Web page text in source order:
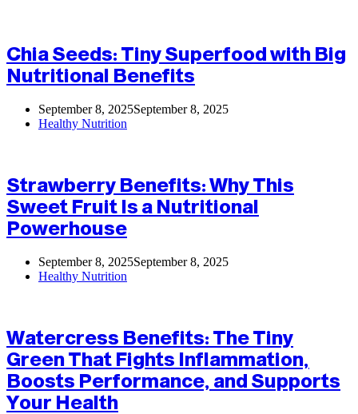
Chia Seeds: Tiny Superfood with Big
Nutritional Benefits
September 8, 2025September 8, 2025
Healthy Nutrition
Strawberry Benefits: Why This
Sweet Fruit Is a Nutritional
Powerhouse
September 8, 2025September 8, 2025
Healthy Nutrition
Watercress Benefits: The Tiny
Green That Fights Inflammation,
Boosts Performance, and Supports
Your Health